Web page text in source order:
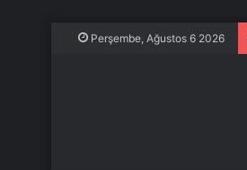
Perşembe, Ağustos 6 2026